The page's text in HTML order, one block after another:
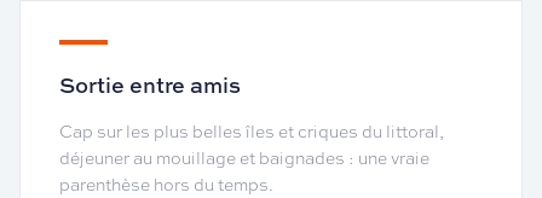
Sortie entre amis
Cap sur les plus belles îles et criques du littoral,
déjeuner au mouillage et baignades : une vraie
parenthèse hors du temps.